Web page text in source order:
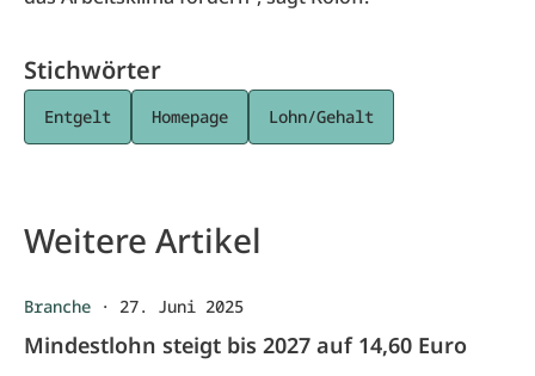
Stichwörter
Entgelt Homepage Lohn/Gehalt
Weitere Artikel
Branche · 27. Juni 2025
Mindestlohn steigt bis 2027 auf 14,60 Euro